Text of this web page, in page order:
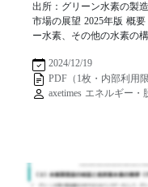
出所：グリーン水素の製
市場の展望 2025年版 概
ー水素、その他の水素の
2024/12/19
PDF（1枚・内部利用
axetimes エネルギー・